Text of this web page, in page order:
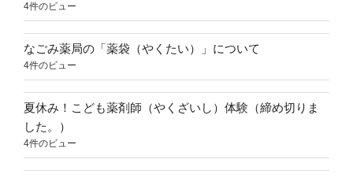
4件のビュー
なごみ薬局の「薬袋（やくたい）」について
4件のビュー
夏休み！こども薬剤師（やくざいし）体験（締め切りま
した。）
4件のビュー